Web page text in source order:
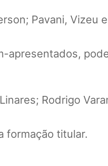
Pavani, Vizeu
apresentados,
Rodrigo
formação titular.